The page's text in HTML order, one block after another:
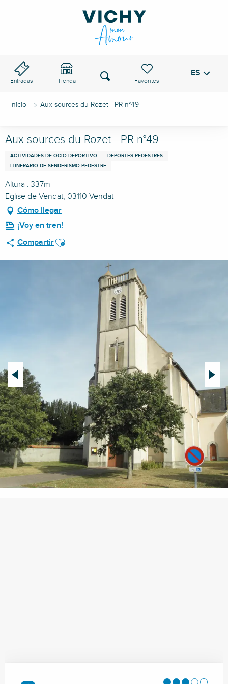
Entradas Tienda
Voir les favoris
Buscar ES
Inicio Aux sources du Rozet - PR n°49
Aux sources du Rozet - PR n°49
ACTIVIDADES DE OCIO DEPORTIVO
DEPORTES PEDESTRES
ITINERARIO DE SENDERISMO PEDESTRE
Altura : 337m
Eglise de Vendat, 03110 Vendat
Cómo llegar
¡Voy en tren!
CompartirAjouter aux favoris